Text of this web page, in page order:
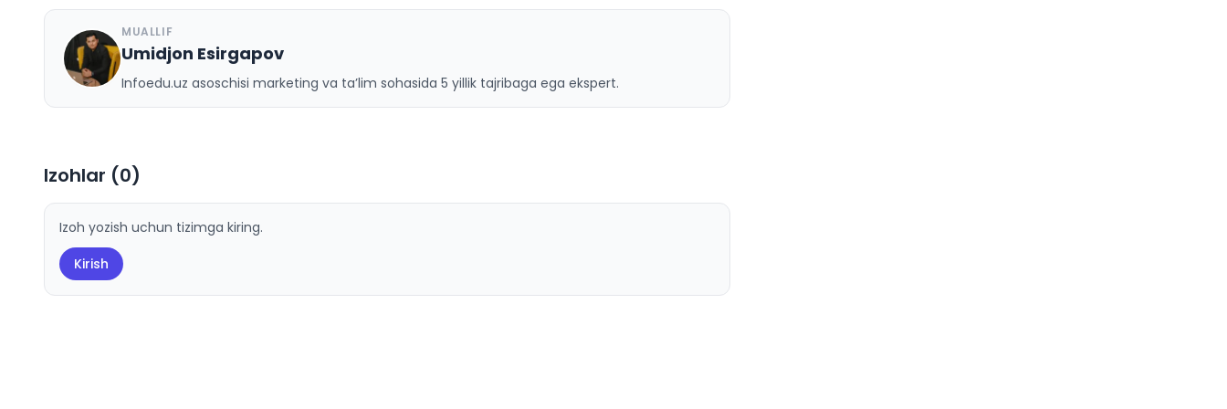
U
MUALLIF
Umidjon Esirgapov
Infoedu.uz asoschisi marketing va ta’lim sohasida 5 yillik tajribaga ega ekspert.
Izohlar (0)
Izoh yozish uchun tizimga kiring.
Kirish